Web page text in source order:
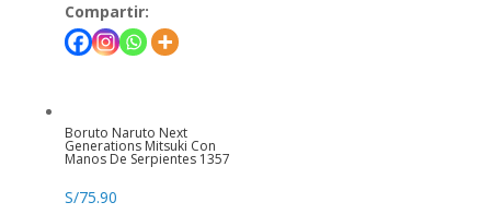
Compartir:
Boruto Naruto Next
Generations Mitsuki Con
Manos De Serpientes 1357
S/75.90